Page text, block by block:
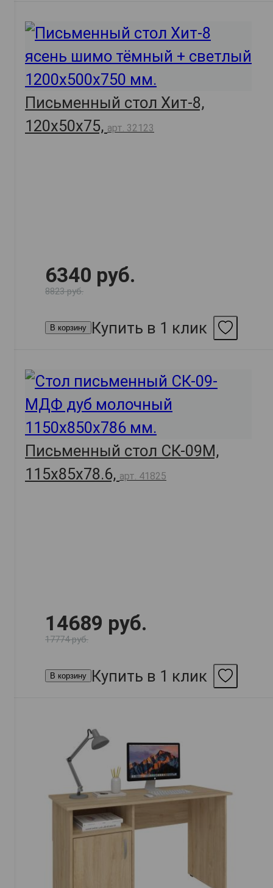
Письменный стол Хит-8,
120х50х75, арт. 32123
6340 руб.
8823 руб.
В корзину Купить в 1 клик
Письменный стол СК-09М,
115х85х78.6, арт. 41825
14689 руб.
17774 руб.
В корзину Купить в 1 клик